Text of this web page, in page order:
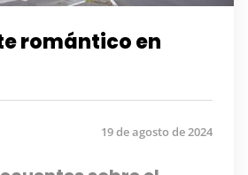
romántico en
19 de agosto de 2024